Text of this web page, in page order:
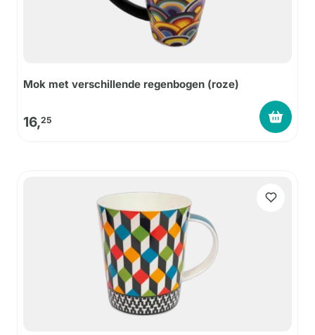
Mok met verschillende regenbogen (roze)
16,25